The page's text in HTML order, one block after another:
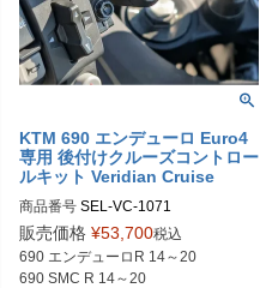
KTM 690 エンデューロ Euro4
専用 後付けクルーズコントロー
ルキット Veridian Cruise
商品番号 SEL-VC-1071
50ｃｍ仕様：VC-1070
80cm 仕様：VC-1071
M型番：1070、1071
販売価格 ¥53,700税込
690 エンデューロR 14～20
690 SMC R 14～20